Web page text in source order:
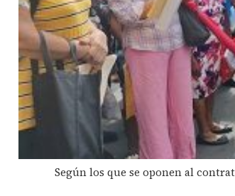
Según los que se oponen al